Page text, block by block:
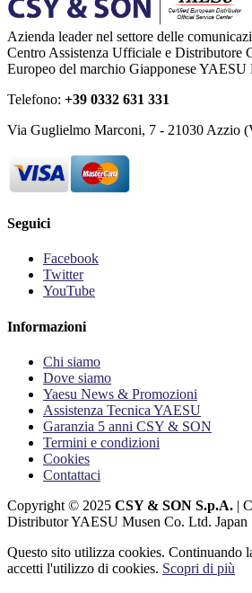
Azienda leader nel settore delle
Centro Assistenza Ufficiale e Distributore
Europeo del marchio Giapponese
Telefono: +39 0332 631 331
Via Guglielmo Marconi, 7 - 21030 Azzio
Seguici
Facebook
Twitter
YouTube
Informazioni
Chi siamo
Dove siamo
Yaesu News & Promozioni
Assistenza Tecnica YAESU
Garanzia 5 anni CSY & SON
Termini e condizioni
Cookies
Contattaci
Copyright © 2025 CSY & SON S.p.A. |
Distributor YAESU Musen Co. Ltd. Japan
Questo sito utilizza cookies. Continuando
accetti l'utilizzo di cookies. Scopri di più